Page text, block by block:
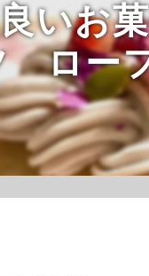
いお
ロー